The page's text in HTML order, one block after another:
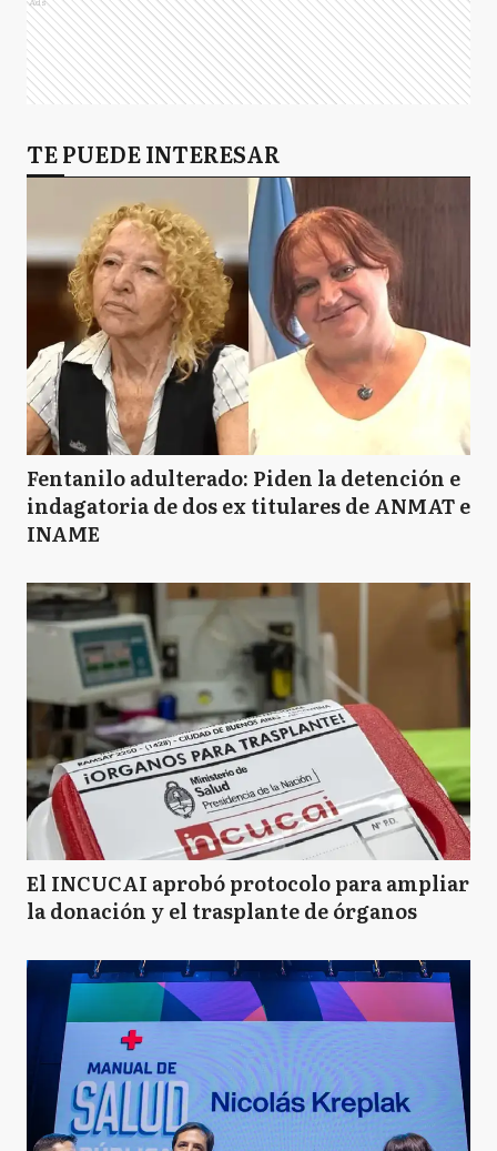
TE PUEDE INTERESAR
Fentanilo adulterado: Piden la detención e
indagatoria de dos ex titulares de ANMAT e
INAME
El INCUCAI aprobó protocolo para ampliar
la donación y el trasplante de órganos